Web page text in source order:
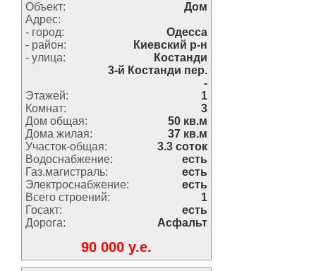
Объект:
Дом
Адрес:
- город:
Одесса
- район:
Киевский р-н
- улица:
Костанди
3-й Костанди пер.
-
Этажей:
1
Комнат:
3
Дом общая:
50 кв.м
Дома жилая:
37 кв.м
Участок-общая:
3.3 соток
Водоснабжение:
есть
Газ.магистраль:
есть
Электроснабжение:
есть
Всего строений:
1
Госакт:
есть
Дорога:
Асфальт
90 000 y.e.